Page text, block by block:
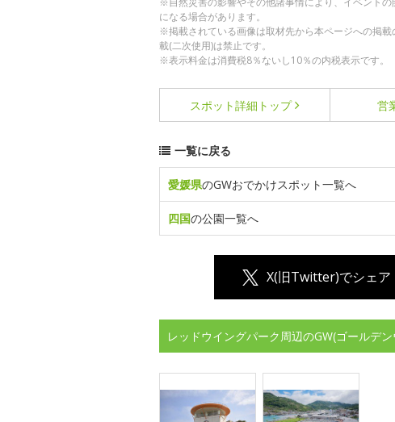
になる場合があります。
※掲載されている画像は取材先から本ページへの掲
載(二次使用)は禁止です。
※表示料金は消費税8％ないし10％の内税表示です。
スポット詳細 トップ 営
一覧に戻る
愛媛県のGWおでかけスポット一覧へ
四国の公園一覧へ
X(旧Twitter)でシェア
レッドウイングパーク周辺のGW(ゴールデ